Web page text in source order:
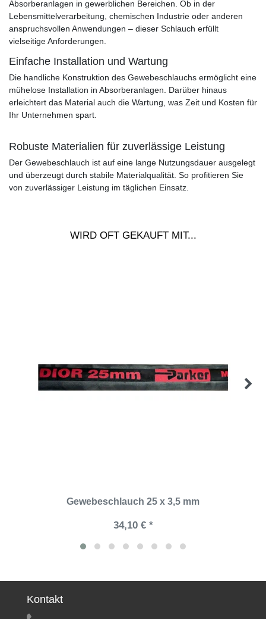
Absorberanlagen in gewerblichen Bereichen. Ob in der
Lebensmittelverarbeitung, chemischen Industrie oder anderen
anspruchsvollen Anwendungen – dieser Schlauch erfüllt
vielseitige Anforderungen.
Einfache Installation und Wartung
Die handliche Konstruktion des Gewebeschlauchs ermöglicht eine
mühelose Installation in Absorberanlagen. Darüber hinaus
erleichtert das Material auch die Wartung, was Zeit und Kosten für
Ihr Unternehmen spart.
Robuste Materialien für zuverlässige Leistung
Der Gewebeschlauch ist auf eine lange Nutzungsdauer ausgelegt
und überzeugt durch stabile Materialqualität. So profitieren Sie
von zuverlässiger Leistung im täglichen Einsatz.
WIRD OFT GEKAUFT MIT...
Gewebeschlauch 25 x 3,5 mm
34,10 € *
Kontakt